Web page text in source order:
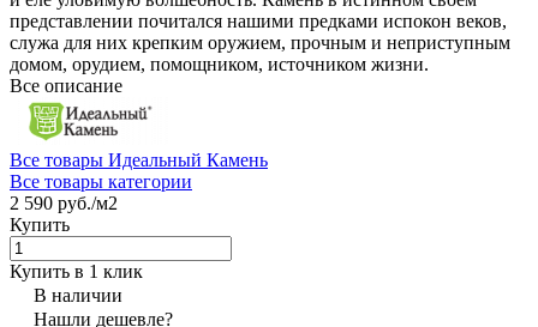
представлении почитался нашими предками испокон веков,
служа для них крепким оружием, прочным и неприступным
домом, орудием, помощником, источником жизни.
Все описание
Все товары Идеальный Камень
Все товары категории
2 590 руб./м2
Купить
Купить в 1 клик
В наличии
Нашли дешевле?